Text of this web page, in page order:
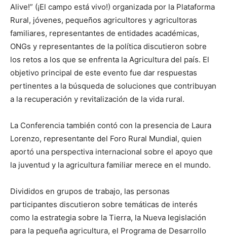
Alive!” (¡El campo está vivo!) organizada por la Plataforma
Rural, jóvenes, pequeños agricultores y agricultoras
familiares, representantes de entidades académicas,
ONGs y representantes de la política discutieron sobre
los retos a los que se enfrenta la Agricultura del país. El
objetivo principal de este evento fue dar respuestas
pertinentes a la búsqueda de soluciones que contribuyan
a la recuperación y revitalización de la vida rural.
La Conferencia también contó con la presencia de Laura
Lorenzo, representante del Foro Rural Mundial, quien
aportó una perspectiva internacional sobre el apoyo que
la juventud y la agricultura familiar merece en el mundo.
Divididos en grupos de trabajo, las personas
participantes discutieron sobre temáticas de interés
como la estrategia sobre la Tierra, la Nueva legislación
para la pequeña agricultura, el Programa de Desarrollo